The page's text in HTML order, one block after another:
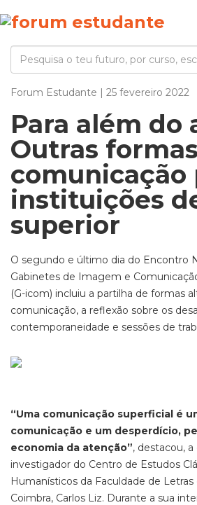
Forum Estudante | 25 fevereiro 2022
Para além do
Outras
comunicação
instituições
superior
O segundo e último dia do Encontro
Gabinetes de Imagem e
(G-icom) incluiu a partilha de formas
comunicação, a reflexão sobre os
contemporaneidade e sessões de
“Uma comunicação superficial é
comunicação e um desperdício,
economia da atenção”, destacou,
investigador do Centro de Estudos
Humanísticos da Faculdade de Letras
Coimbra, Carlos Liz. Durante a sua